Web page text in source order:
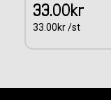
33.00kr
33.00kr /st